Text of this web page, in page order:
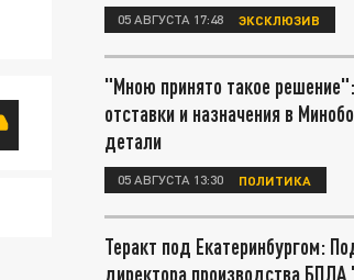
05 АВГУСТА 17:48 ЭКСКЛЮЗИВ
"Мною принято такое
отставки и назначения в
детали
05 АВГУСТА 13:30 ПОЛИТИКА
Теракт под Екатеринбургом:
директора производства